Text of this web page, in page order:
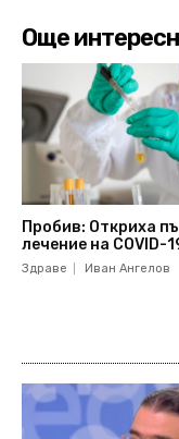
Още
Пробив: Откриха
лечение на COVID-
Здраве Иван Ангелов